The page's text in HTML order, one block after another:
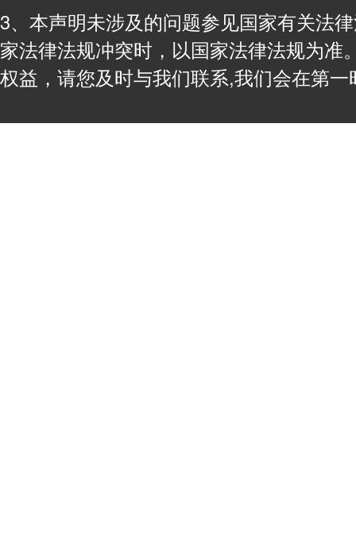
3、本声明未涉及的问题参见国家有关法
家法律法规冲突时，以国家法律法规为准
权益，请您及时与我们联系,我们会在第